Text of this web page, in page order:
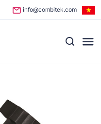
info@combitek.com